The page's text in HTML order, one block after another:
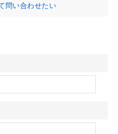
問い合わせたい